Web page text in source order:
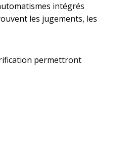
intégrés
les jugements, les
permettront